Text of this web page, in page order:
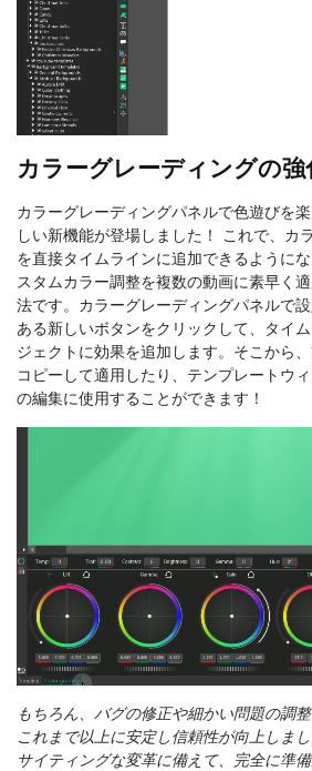
カラーグレーディングの強
カラーグレーディングパネルで色遊びを
しい新機能が登場しました！ これで、カ
を直接タイムラインに追加できるように
スタムカラー調整を複数の動画に素早く
法です。カラーグレーディングパネルで
ある新しいボタンをクリックして、タイ
ジェクトに効果を追加します。そこから
コピーして適用したり、テンプレートウ
の編集に使用することができます！
もちろん、バグの修正や細かい問題の調
これまで以上に安定し信頼性が向上しま
サイティングな変革に備えて、完全に準